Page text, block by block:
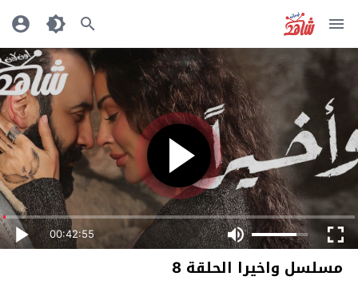
00:42:55
مسلسل واخيرا الحلقة 8